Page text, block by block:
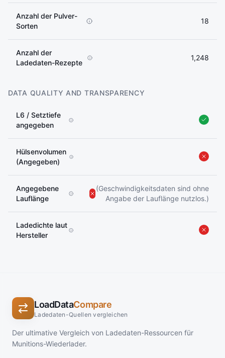
Anzahl der Pulver-
Sorten
18
Anzahl der
Ladedaten-Rezepte
1,248
DATA QUALITY AND TRANSPARENCY
L6 / Setztiefe
angegeben
Hülsenvolumen
(Angegeben)
Angegebene
Lauflänge
(Geschwindigkeitsdaten sind ohne
Angabe der Lauflänge nutzlos.)
Ladedichte laut
Hersteller
LoadDataCompare
Ladedaten-Quellen vergleichen
Der ultimative Vergleich von Ladedaten-Ressourcen für
Munitions-Wiederlader.